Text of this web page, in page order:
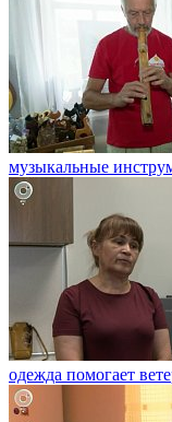
музыкальные
одежда помогает